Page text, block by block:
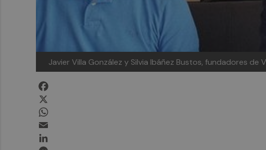
Javier Villa González y Silvia Ibáñez Bustos, fundadores de